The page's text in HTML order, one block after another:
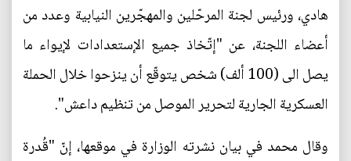
هادي، ورئيس لجنة المرحّلين والمهجّرين النيابية وعدد من
أعضاء اللجنة، عن "إتّخاذ جميع الإستعدادات لإيواء ما
يصل الى (100 ألف) شخص يتوقّع أن ينزحوا خلال الحملة
العسكرية الجارية لتحرير الموصل من تنظيم داعش".
وقال محمد في بيان نشرته الوزارة في موقعها، إنّ "قُدرة